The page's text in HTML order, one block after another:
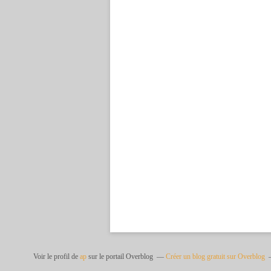
Voir le profil de ap sur le portail Overblog Créer un blog gratuit sur Overblog